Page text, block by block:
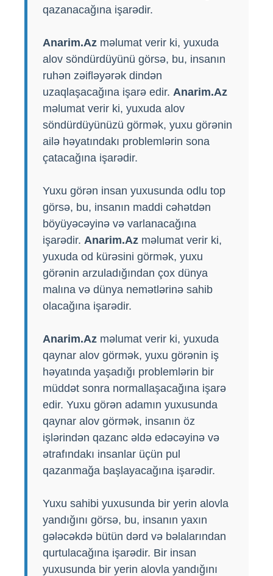
qazanacağına işarədir.
Anarim.Az məlumat verir ki, yuxuda
alov söndürdüyünü görsə, bu, insanın
ruhən zəifləyərək dindən
uzaqlaşacağına işarə edir. Anarim.Az
məlumat verir ki, yuxuda alov
söndürdüyünüzü görmək, yuxu görənin
ailə həyatındakı problemlərin sona
çatacağına işarədir.
Yuxu görən insan yuxusunda odlu top
görsə, bu, insanın maddi cəhətdən
böyüyəcəyinə və varlanacağına
işarədir. Anarim.Az məlumat verir ki,
yuxuda od kürəsini görmək, yuxu
görənin arzuladığından çox dünya
malına və dünya nemətlərinə sahib
olacağına işarədir.
Anarim.Az məlumat verir ki, yuxuda
qaynar alov görmək, yuxu görənin iş
həyatında yaşadığı problemlərin bir
müddət sonra normallaşacağına işarə
edir. Yuxu görən adamın yuxusunda
qaynar alov görmək, insanın öz
işlərindən qazanc əldə edəcəyinə və
ətrafındakı insanlar üçün pul
qazanmağa başlayacağına işarədir.
Yuxu sahibi yuxusunda bir yerin alovla
yandığını görsə, bu, insanın yaxın
gələcəkdə bütün dərd və bəlalarından
qurtulacağına işarədir. Bir insan
yuxusunda bir yerin alovla yandığını